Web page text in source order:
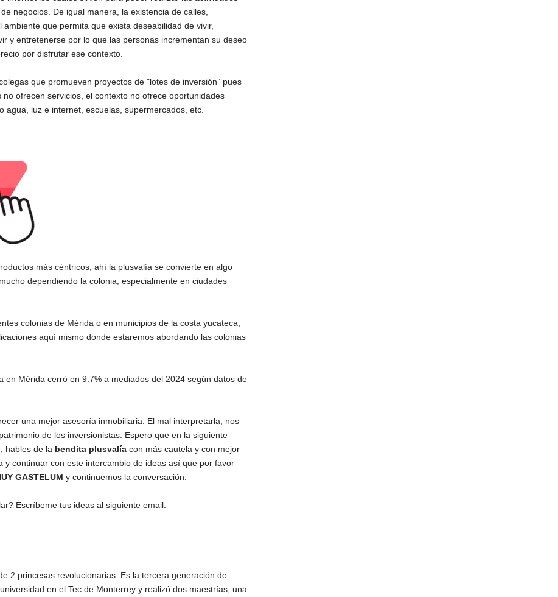
negocios. De igual manera, la existencia de calles,
que permita que exista deseabilidad de vivir,
y entretenerse por lo que las personas incrementan su deseo
por disfrutar ese contexto.
que promueven proyectos de "lotes de inversión” pues
ofrecen servicios, el contexto no ofrece oportunidades
agua, luz e internet, escuelas, supermercados, etc.
más céntricos, ahí la plusvalía se convierte en algo
dependiendo la colonia, especialmente en ciudades
colonias de Mérida o en municipios de la costa yucateca,
aquí mismo donde estaremos abordando las colonias
en Mérida cerró en 9.7% a mediados del 2024 según datos de
una mejor asesoría inmobiliaria. El mal interpretarla, nos
de los inversionistas. Espero que en la siguiente
hables de la bendita plusvalía con más cautela y con mejor
continuar con este intercambio de ideas así que por favor
GASTELUM y continuemos la conversación.
Escríbeme tus ideas al siguiente email:
2 princesas revolucionarias. Es la tercera generación de
en el Tec de Monterrey y realizó dos maestrías, una